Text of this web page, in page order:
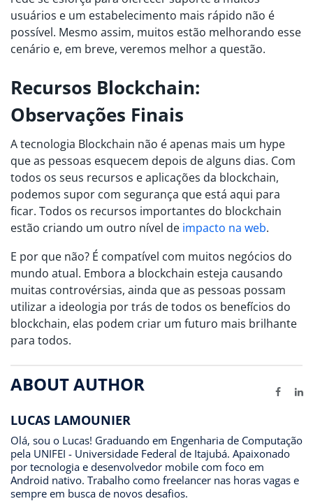
usuários e um estabelecimento mais rápido não é
possível. Mesmo assim, muitos estão melhorando esse
cenário e, em breve, veremos melhor a questão.
Recursos Blockchain:
Observações Finais
A tecnologia Blockchain não é apenas mais um hype
que as pessoas esquecem depois de alguns dias. Com
todos os seus recursos e aplicações da blockchain,
podemos supor com segurança que está aqui para
ficar. Todos os recursos importantes do blockchain
estão criando um outro nível de impacto na web.
E por que não? É compatível com muitos negócios do
mundo atual. Embora a blockchain esteja causando
muitas controvérsias, ainda que as pessoas possam
utilizar a ideologia por trás de todos os benefícios do
blockchain, elas podem criar um futuro mais brilhante
para todos.
ABOUT AUTHOR
LUCAS LAMOUNIER
Olá, sou o Lucas! Graduando em Engenharia de Computação
pela UNIFEI - Universidade Federal de Itajubá. Apaixonado
por tecnologia e desenvolvedor mobile com foco em
Android nativo. Trabalho como freelancer nas horas vagas e
sempre em busca de novos desafios.